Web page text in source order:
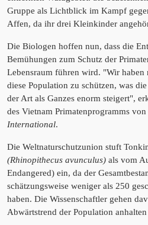
Gruppe als Lichtblick im Kampf
Affen, da ihr drei Kleinkinder
Die Biologen hoffen nun, dass die
Bemühungen zum Schutz der
Lebensraum führen wird. "Wir haben
diese Population zu schützen, was
der Art als Ganzes enorm steigert",
des Vietnam Primatenprogramms von
International.
Die Weltnaturschutzunion stuft
(Rhinopithecus avunculus) als vom
Endangered) ein, da der
schätzungsweise weniger als 250
haben. Die Wissenschaftler gehen
Abwärtstrend der Population